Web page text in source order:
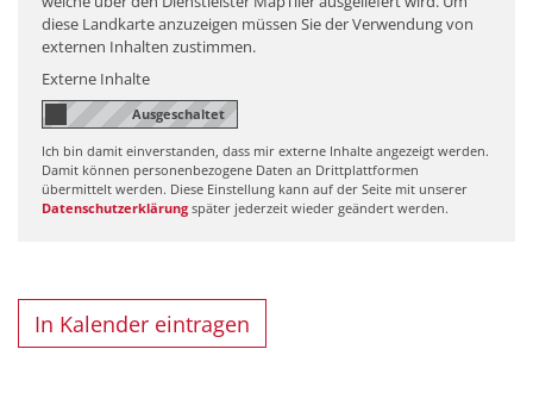
diese Landkarte anzuzeigen müssen Sie der Verwendung von
externen Inhalten zustimmen.
Externe Inhalte
Ich bin damit einverstanden, dass mir externe Inhalte angezeigt werden.
Damit können personenbezogene Daten an Drittplattformen
übermittelt werden. Diese Einstellung kann auf der Seite mit unserer
Datenschutzerklärung später jederzeit wieder geändert werden.
In Kalender eintragen